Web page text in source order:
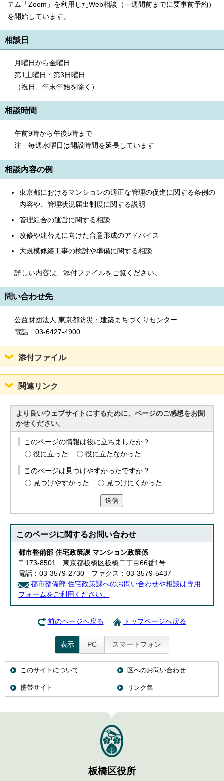
テム「Zoom」を利用したWeb相談（一週間前までに要事前予約）
を開始しています。
相談日
月曜日から金曜日
第1土曜日・第3日曜日
（祝日、年末年始を除く）
相談時間
午前9時から午後5時まで
注 毎週水曜日は開設時間を延長しています
相談内容の例
東京都におけるマンションの適正な管理の促進に関する条例の
内容や、管理状況届出制度に関する説明
管理組合の運営に関する相談
改修や建替えに向けた合意形成のアドバイス
大規模修繕工事の検討や準備に関する相談
詳しい内容は、添付ファイルをご覧ください。
問い合わせ先
公益財団法人 東京都防災・建築まちづくりセンター
電話 03-6427-4900
添付ファイル
関連リンク
より良いウェブサイトにするために、ページのご感想をお聞
かせください。
このページの情報は役に立ちましたか？
役に立った
役に立たなかった
このページは見つけやすかったですか？
見つけやすかった
見つけにくかった
送信
このページに関するお問い合わせ
都市整備部 住宅政策課 マンション政策係
〒173-8501 東京都板橋区板橋二丁目66番1号
電話：03-3579-2730 ファクス：03-3579-5437
都市整備部 住宅政策課へのお問い合わせや相談は専用
フォームをご利用ください。
前のページへ戻る トップページへ戻る
表示 PC スマートフォン
このサイトについて 区へのお問い合わせ
携帯サイト リンク集
板橋区役所